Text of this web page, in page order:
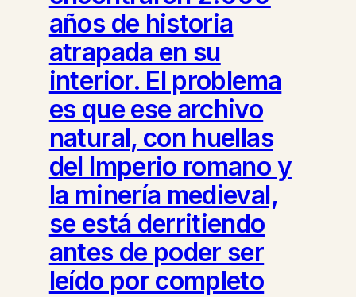
años de historia
atrapada en su
interior. El problema
es que ese archivo
natural, con huellas
del Imperio romano y
la minería medieval,
se está derritiendo
antes de poder ser
leído por completo